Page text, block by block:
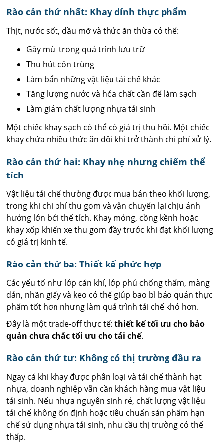
Rào cản thứ nhất: Khay dính thực phẩm
Thịt, nước sốt, dầu mỡ và thức ăn thừa có thể:
Gây mùi trong quá trình lưu trữ
Thu hút côn trùng
Làm bẩn những vật liệu tái chế khác
Tăng lượng nước và hóa chất cần để làm sạch
Làm giảm chất lượng nhựa tái sinh
Một chiếc khay sạch có thể có giá trị thu hồi. Một chiếc
khay chứa nhiều thức ăn đôi khi trở thành chi phí xử lý.
Rào cản thứ hai: Khay nhẹ nhưng chiếm thể
tích
Vật liệu tái chế thường được mua bán theo khối lượng,
trong khi chi phí thu gom và vận chuyển lại chịu ảnh
hưởng lớn bởi thể tích. Khay mỏng, cồng kềnh hoặc
khay xốp khiến xe thu gom đầy trước khi đạt khối lượng
có giá trị kinh tế.
Rào cản thứ ba: Thiết kế phức hợp
Các yếu tố như lớp cản khí, lớp phủ chống thấm, màng
dán, nhãn giấy và keo có thể giúp bao bì bảo quản thực
phẩm tốt hơn nhưng làm quá trình tái chế khó hơn.
Đây là một trade-off thực tế:thiết kế tối ưu cho bảo
quản chưa chắc tối ưu cho tái chế.
Rào cản thứ tư: Không có thị trường đầu ra
Ngay cả khi khay được phân loại và tái chế thành hạt
nhựa, doanh nghiệp vẫn cần khách hàng mua vật liệu
tái sinh. Nếu nhựa nguyên sinh rẻ, chất lượng vật liệu
tái chế không ổn định hoặc tiêu chuẩn sản phẩm hạn
chế sử dụng nhựa tái sinh, nhu cầu thị trường có thể
thấp.